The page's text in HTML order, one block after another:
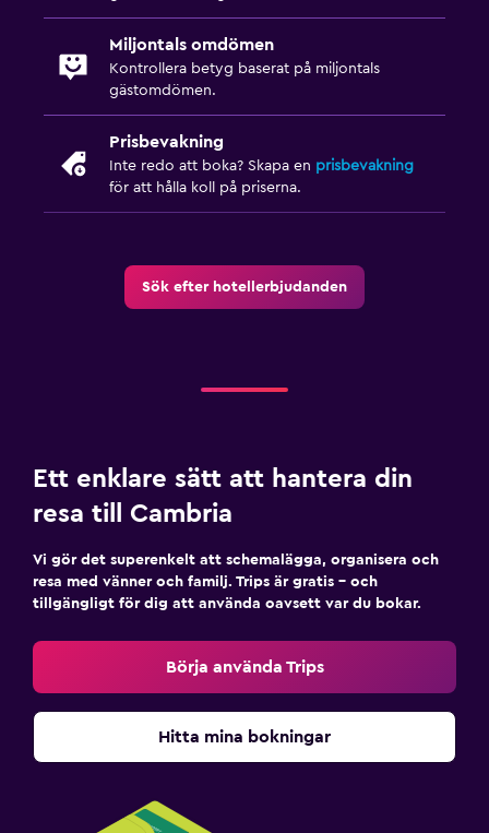
Miljontals omdömen
Kontrollera betyg baserat på miljontals
gästomdömen.
Prisbevakning
Inte redo att boka? Skapa en prisbevakning
för att hålla koll på priserna.
Sök efter hotellerbjudanden
Ett enklare sätt att hantera din
resa till Cambria
Vi gör det superenkelt att schemalägga, organisera och
resa med vänner och familj. Trips är gratis – och
tillgängligt för dig att använda oavsett var du bokar.
Börja använda Trips
Hitta mina bokningar